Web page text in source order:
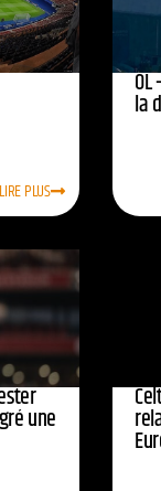
LIRE PLUS
la
une